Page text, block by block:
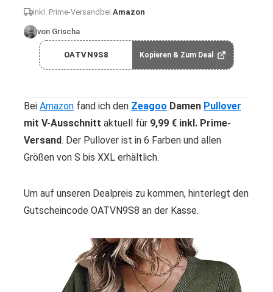
inkl. Prime-Versand bei Amazon
von Grischa
OATVN9S8 Kopieren & Zum Deal
Bei Amazon fand ich den Zeagoo Damen Pullover
mit V-Ausschnitt aktuell für 9,99 € inkl. Prime-
Versand. Der Pullover ist in 6 Farben und allen
Größen von S bis XXL erhältlich.
Um auf unseren Dealpreis zu kommen, hinterlegt den
Gutscheincode OATVN9S8 an der Kasse.